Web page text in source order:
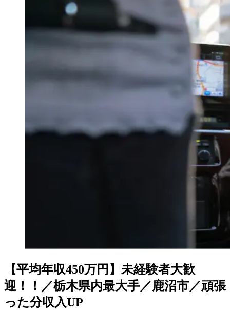
【平均年収450万円】未経験者大歓
迎！！／栃木県内最大手／鹿沼市／頑張
った分収入UP